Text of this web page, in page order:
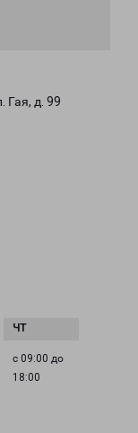
Гая, д. 99
с 09:00 до
18:00